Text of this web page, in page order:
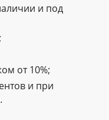
и под
от 10%;
и при